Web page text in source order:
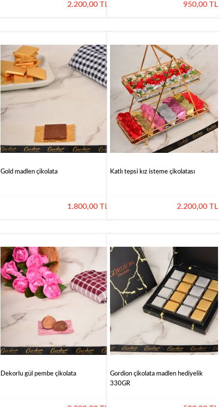
2.200,00 TL 950,00 TL
Gold madlen çikolata
1.800,00 TL
Katlı tepsi kız isteme çikolatası
2.200,00 TL
Dekorlu gül pembe çikolata
Gordion çikolata madlen hediyelik
330GR